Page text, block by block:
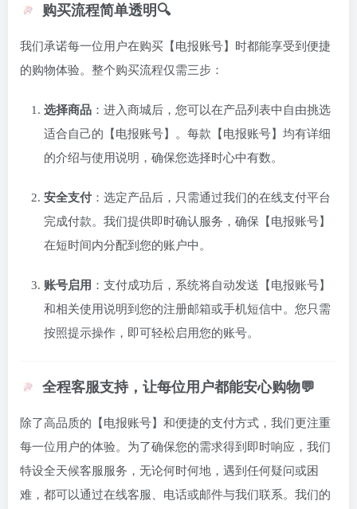
购买流程简单透明🔍
我们承诺每一位用户在购买【电报账号】时都能享受到便捷
的购物体验。整个购买流程仅需三步：
选择商品 ：进入商城后，您可以在产品列表中自由挑选
适合自己的【电报账号】。每款【电报账号】均有详细
的介绍与使用说明，确保您选择时心中有数。
安全支付：选定产品后，只需通过我们的在线支付平台
完成付款。我们提供即时确认服务，确保【电报账号】
在短时间内分配到您的账户中。
账号启用 ：支付成功后，系统将自动发送【电报账号】
和相关使用说明到您的注册邮箱或手机短信中。您只需
按照提示操作，即可轻松启用您的账号。
全程客服支持，让每位用户都能安心购物💬
除了高品质的【电报账号】和便捷的支付方式，我们更注重
每一位用户的体验。为了确保您的需求得到即时响应，我们
特设全天候客服服务，无论何时何地，遇到任何疑问或困
难，都可以通过在线客服、电话或邮件与我们联系。我们的